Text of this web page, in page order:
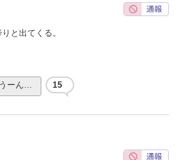
と出てくる。
うーん… 15